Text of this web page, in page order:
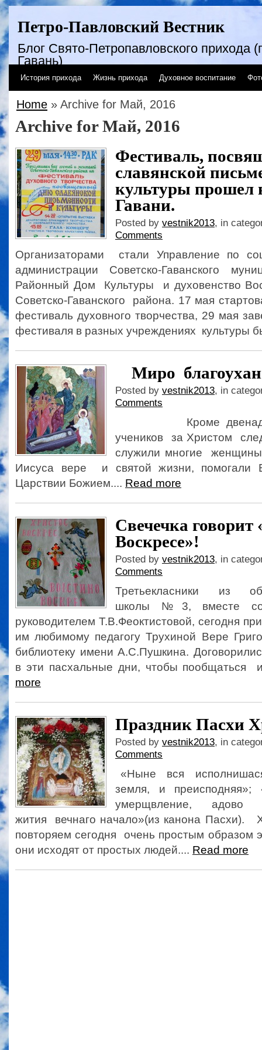
Петро-Павловский Вестник
Блог Свято-Петропавловского прихода
Гавань)
История прихода Жизнь прихода Духовное воспитание
Home » Archive for Май, 2016
Archive for Май, 2016
Фестиваль,
славянской
культуры прошел
Гавани.
Posted by vestnik2013, in
Comments
Организаторами стали Управление по
администрации Советско-Гаванского
Районный Дом Культуры и духовенство
Советско-Гаванского района. 17 мая
фестиваль духовного творчества, 29 мая
фестиваля в разных учреждениях культуры
Миро
Posted by vestnik2013, in
Comments
Кроме
учеников за Христом
служили многие
Иисуса вере и святой жизни, помогали
Царствии Божием.... Read more
Свечечка говорит
Воскресе»!
Posted by vestnik2013, in
Comments
Третьекласники из
школы №3, вместе со
руководителем Т.В.Феоктистовой, сегодня
им любимому педагогу Трухиной Вере
библиотеку имени А.С.Пушкина.
в эти пасхальные дни, чтобы пообщаться
more
Праздник Пасхи
Posted by vestnik2013, in
Comments
«Ныне вся
земля, и преисподняя»;
умерщвление, адово
жития вечнаго начало»(из канона Пасхи).
повторяем сегодня очень простым образом
они исходят от простых людей.... Read more